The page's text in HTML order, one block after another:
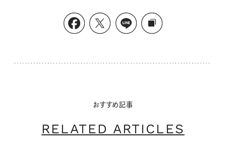
おすすめ記事
RELATED ARTICLES